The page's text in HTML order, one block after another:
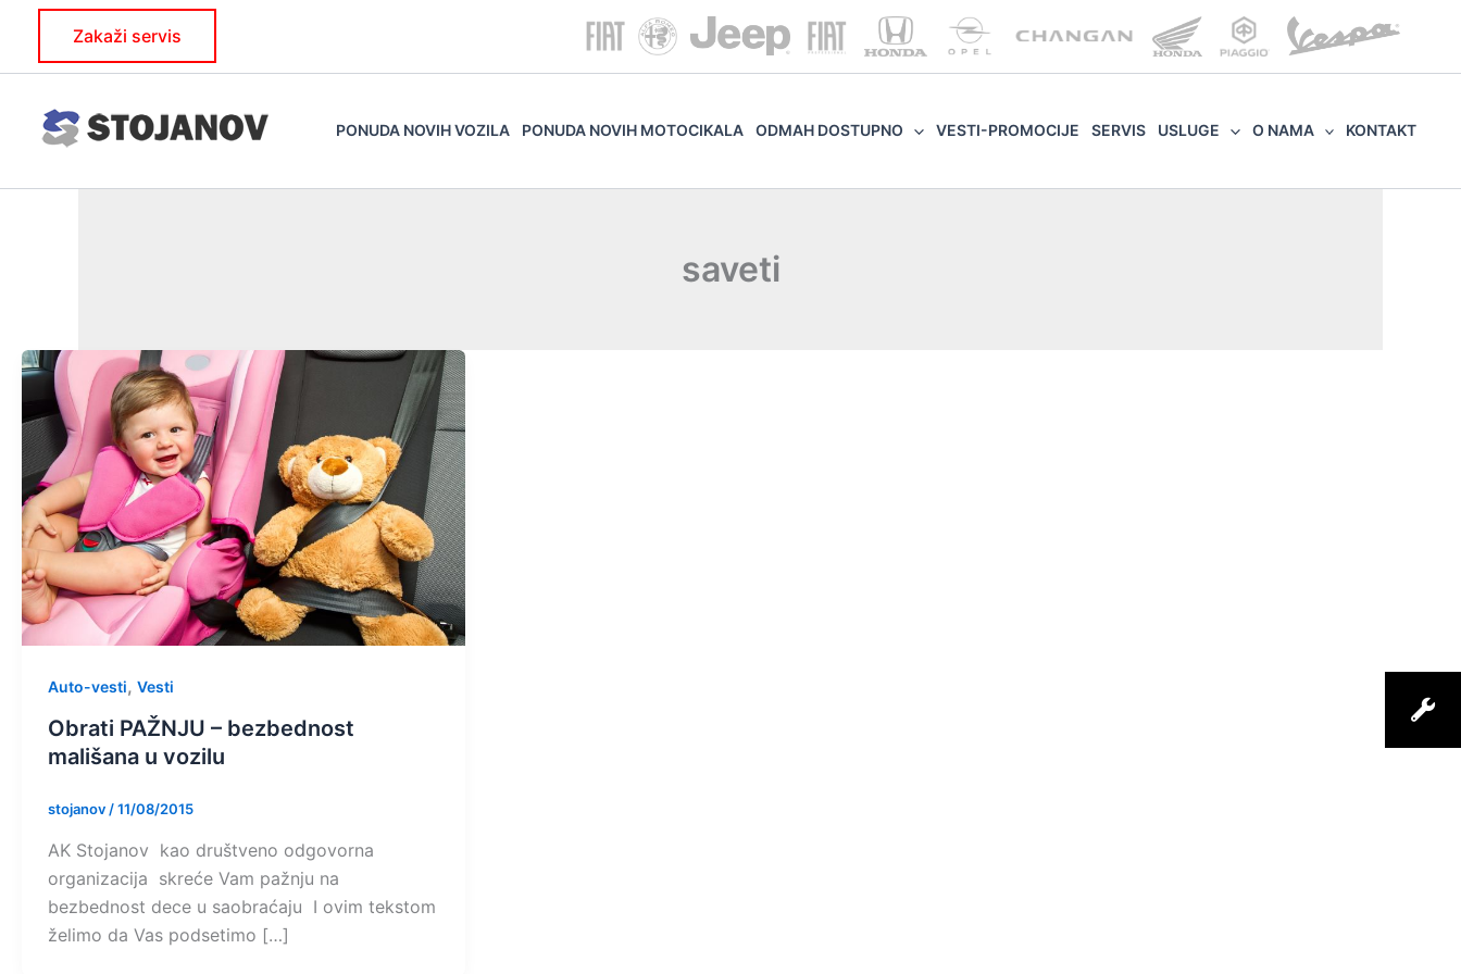
content
Zakaži servis
PONUDA NOVIH VOZILA PONUDA NOVIH MOTOCIKALA ODMAH DOSTUPNO VESTI-PROMOCIJE SERVIS USLUGE O NAMA KONTAKT
saveti
Auto-vesti, Vesti
Obrati PAŽNJU – bezbednost
mališana u vozilu
stojanov /11/08/2015
AK Stojanov kao društveno odgovorna
organizacija skreće Vam pažnju na
bezbednost dece u saobraćaju I ovim tekstom
želimo da Vas podsetimo […]